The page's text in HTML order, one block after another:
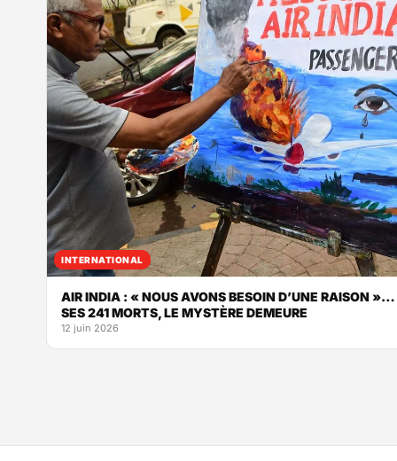
INTERNATIONAL
AIR INDIA : « NOUS AVONS BESOIN D’UNE RAISON
SES 241 MORTS, LE MYSTÈRE DEMEURE
12 juin 2026